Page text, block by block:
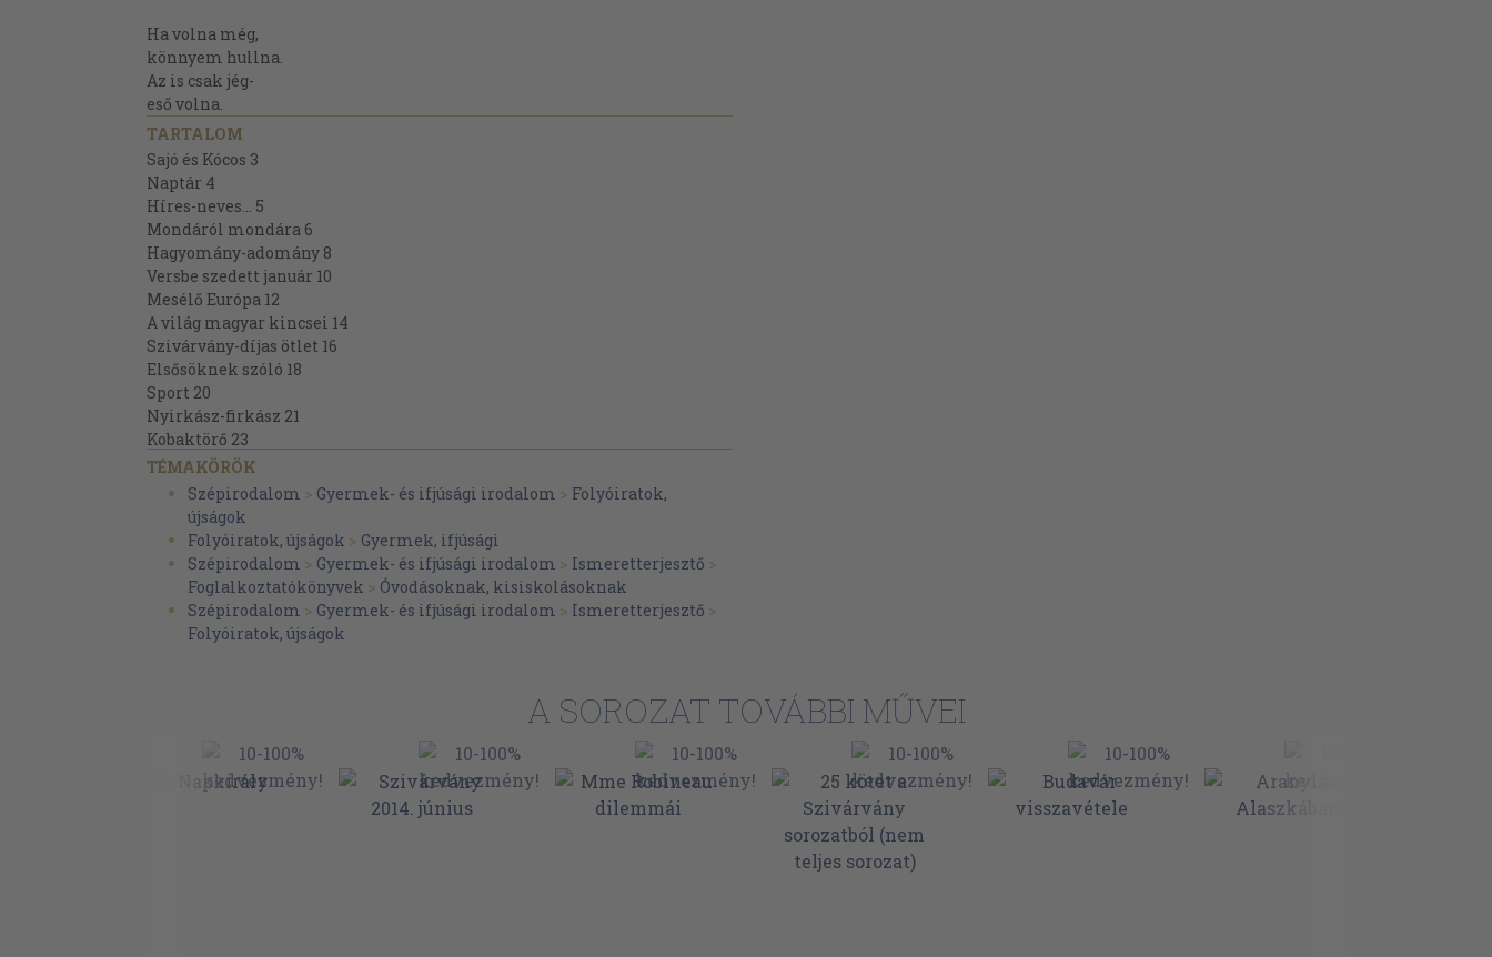
Ha volna még,
könnyem hullna.
Az is csak jég-
eső volna.
TARTALOM
Sajó és Kócos 3
Naptár 4
Híres-neves... 5
Mondáról mondára 6
Hagyomány-adomány 8
Versbe szedett január 10
Mesélő Európa 12
A világ magyar kincsei 14
Szivárvány-díjas ötlet 16
Elsősöknek szóló 18
Sport 20
Nyirkász-firkász 21
Kobaktörő 23
Zenebona 25
Hol volt, hol nem volt 26
A mi sulink 28
Nem csak fiúknak nem csak lányoknak 30
Készítsük együtt! 32
Ezerarcú természet 34
A ti oldalatok 36
Íz-lelő 38
Szivárványszolgálat 40
TÉMAKÖRÖK
Szépirodalom > Gyermek- és ifjúsági irodalom > Folyóiratok,
újságok
Folyóiratok, újságok > Gyermek, ifjúsági
Szépirodalom > Gyermek- és ifjúsági irodalom > Ismeretterjesztő >
Foglalkoztatókönyvek > Óvodásoknak, kisiskolásoknak
Szépirodalom > Gyermek- és ifjúsági irodalom > Ismeretterjesztő >
Folyóiratok, újságok
A SOROZAT TOVÁBBI MŰVEI